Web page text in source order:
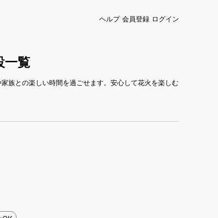
ヘルプ 会員登録 ログイン
一覧
族との楽しい時間を過ごせます。安心して花火を楽しむ